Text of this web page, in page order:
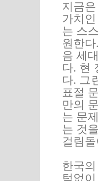
지금
가치
는 스
원한
음 세
다. 현
다. 그
표절
만의
는 문
는 것
걸림
한국
턱없